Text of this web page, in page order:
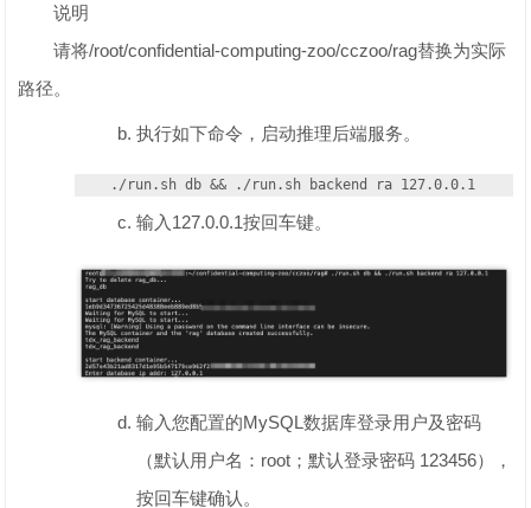
说明
请将/root/confidential-computing-zoo/cczoo/rag替换为实际
路径。
执行如下命令，启动推理后端服务。
./run.sh db && ./run.sh backend ra 127.0.0.1
输入127.0.0.1按回车键。
输入您配置的MySQL数据库登录用户及密码
（默认用户名：root；默认登录密码 123456），
按回车键确认。